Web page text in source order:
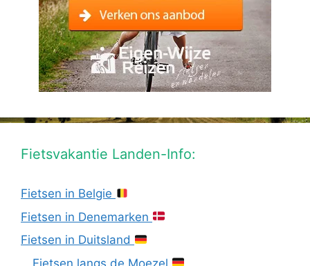
Fietsvakantie Landen-Info:
Fietsen in Belgie
Fietsen in Denemarken
Fietsen in Duitsland
Fietsen langs de Moezel